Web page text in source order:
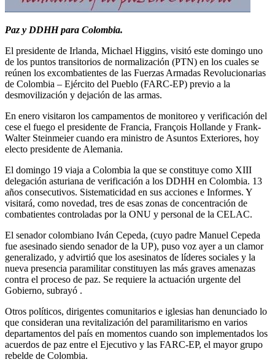
Paz y DDHH para Colombia.
El presidente de Irlanda, Michael Higgins, visitó este domingo uno
de los puntos transitorios de normalización (PTN) en los cuales se
reúnen los excombatientes de las Fuerzas Armadas Revolucionarias
de Colombia – Ejército del Pueblo (FARC-EP) previo a la
desmovilización y dejación de las armas.
En enero visitaron los campamentos de monitoreo y verificación del
cese el fuego el presidente de Francia, François Hollande y Frank-
Walter Steinmeier cuando era ministro de Asuntos Exteriores, hoy
electo presidente de Alemania.
El domingo 19 viaja a Colombia la que se constituye como XIII
delegación asturiana de verificación a los DDHH en Colombia. 13
años consecutivos. Sistematicidad en sus acciones e Informes. Y
visitará, como novedad, tres de esas zonas de concentración de
combatientes controladas por la ONU y personal de la CELAC.
El senador colombiano Iván Cepeda, (cuyo padre Manuel Cepeda
fue asesinado siendo senador de la UP), puso voz ayer a un clamor
generalizado, y advirtió que los asesinatos de líderes sociales y la
nueva presencia paramilitar constituyen las más graves amenazas
contra el proceso de paz. Se requiere la actuación urgente del
Gobierno, subrayó .
Otros políticos, dirigentes comunitarios e iglesias han denunciado lo
que consideran una revitalización del paramilitarismo en varios
departamentos del país en momentos cuando son implementados los
acuerdos de paz entre el Ejecutivo y las FARC-EP, el mayor grupo
rebelde de Colombia.